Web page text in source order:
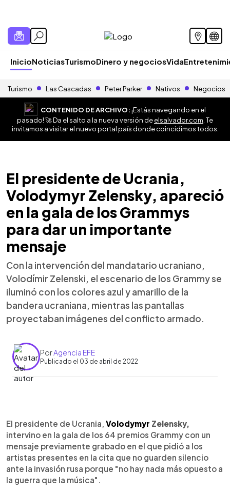
InicioNoticiasTurismoDinero y negociosVida
Turismo Las Cascadas Peter Parker Nativos Negocios
CONTENIDO DE ARCHIVO:¡Estás navegando en el
pasado! 🚀 Da el salto a la nueva versión deelsalvador.com . Te
invitamos a visitar el nuevo portal país donde coincidimos todos.
El presidente de Ucrania,
Volodymyr Zelensky, apareció
en la gala de los Grammys
para dar un importante
mensaje
Con la intervención del mandatario ucraniano,
Volodímir Zelenski, el escenario de los Grammy se
iluminó con los colores azul y amarillo de la
bandera ucraniana, mientras las pantallas
proyectaban imágenes del conflicto armado.
PorAgencia EFE
Publicado el 03 de abril de 2022
► Escuchar artículo
El presidente de Ucrania, Volodymyr Zelensky,
intervino en la gala de los 64 premios Grammy con un
mensaje previamente grabado en el que pidió a los
artistas presentes en la cita que no guarden silencio
ante la invasión rusa porque "no hay nada más opuesto a
la guerra que la música".